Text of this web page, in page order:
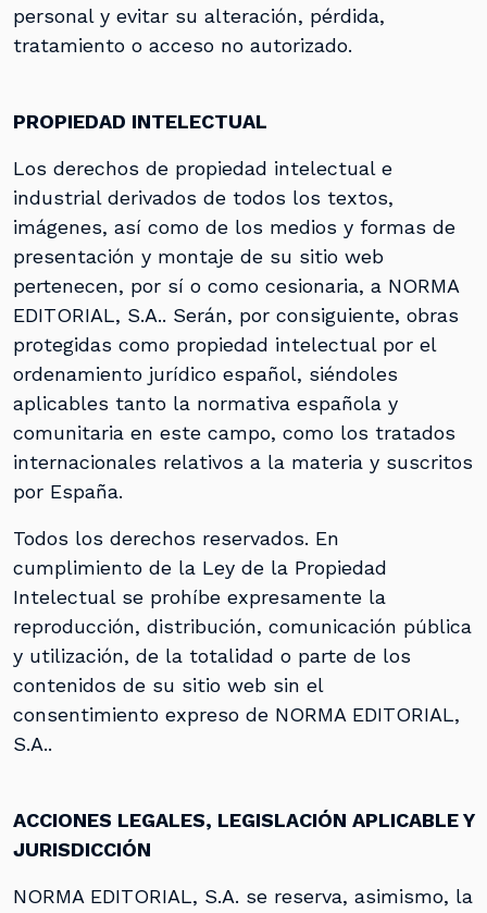
personal y evitar su alteración, pérdida,
tratamiento o acceso no autorizado.
PROPIEDAD INTELECTUAL
Los derechos de propiedad intelectual e
industrial derivados de todos los textos,
imágenes, así como de los medios y formas de
presentación y montaje de su sitio web
pertenecen, por sí o como cesionaria, a NORMA
EDITORIAL, S.A.. Serán, por consiguiente, obras
protegidas como propiedad intelectual por el
ordenamiento jurídico español, siéndoles
aplicables tanto la normativa española y
comunitaria en este campo, como los tratados
internacionales relativos a la materia y suscritos
por España.
Todos los derechos reservados. En
cumplimiento de la Ley de la Propiedad
Intelectual se prohíbe expresamente la
reproducción, distribución, comunicación pública
y utilización, de la totalidad o parte de los
contenidos de su sitio web sin el
consentimiento expreso de NORMA EDITORIAL,
S.A..
ACCIONES LEGALES, LEGISLACIÓN APLICABLE Y
JURISDICCIÓN
NORMA EDITORIAL, S.A. se reserva, asimismo, la